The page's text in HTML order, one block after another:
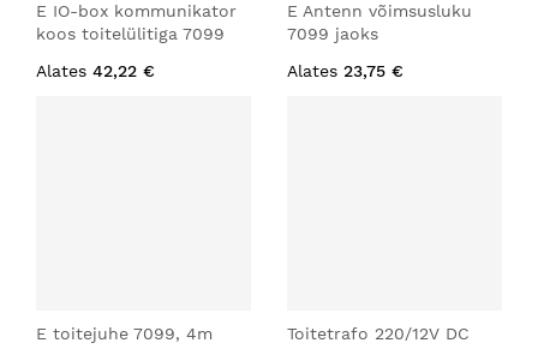
E IO-box kommunikator
koos toitelülitiga 7099
Alates 42,22 €
E Antenn võimsusluku
7099 jaoks
Alates 23,75 €
E toitejuhe 7099, 4m
Toitetrafo 220/12V DC